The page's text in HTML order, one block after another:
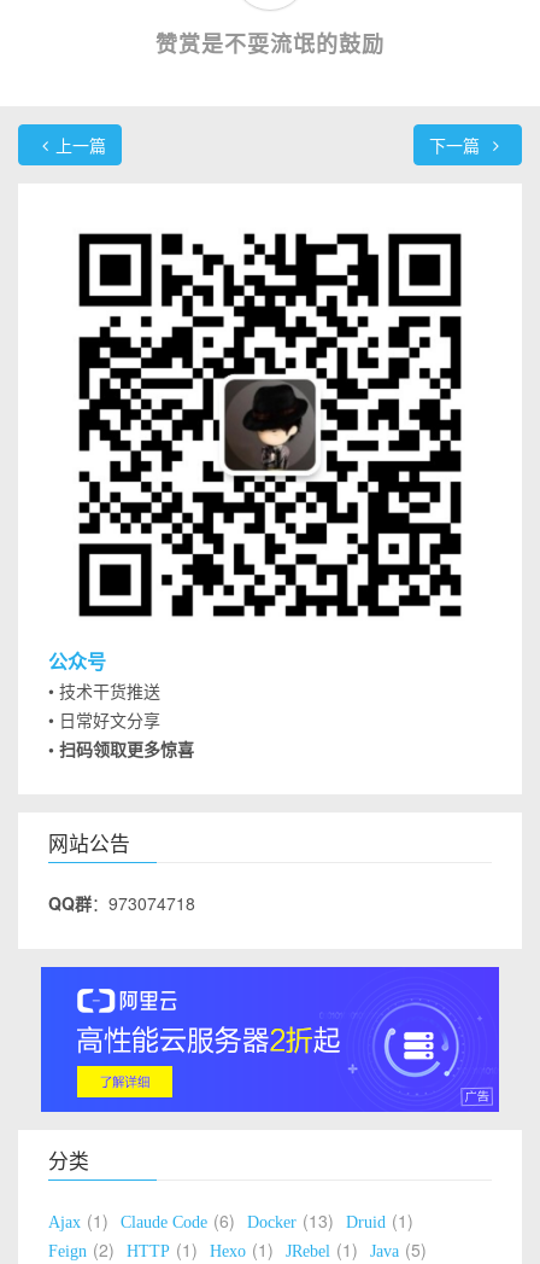
赞赏是不耍流氓的鼓励
上一篇 下一篇
公众号
• 技术干货推送
• 日常好文分享
• 扫码领取更多惊喜
网站公告
QQ群：973074718
分类
Ajax 1 Claude Code 6 Docker 13 Druid 1
Feign 2 HTTP 1 Hexo 1 JRebel 1 Java 5